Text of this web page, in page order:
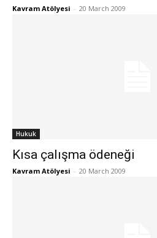
Kavram Atölyesi - 20 March 2009
Hukuk
Kısa çalışma ödeneği
Kavram Atölyesi - 20 March 2009